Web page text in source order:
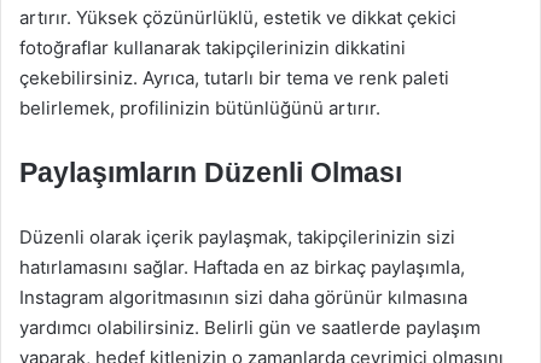
artırır. Yüksek çözünürlüklü, estetik ve dikkat çekici
fotoğraflar kullanarak takipçilerinizin dikkatini
çekebilirsiniz. Ayrıca, tutarlı bir tema ve renk paleti
belirlemek, profilinizin bütünlüğünü artırır.
Paylaşımların Düzenli Olması
Düzenli olarak içerik paylaşmak, takipçilerinizin sizi
hatırlamasını sağlar. Haftada en az birkaç paylaşımla,
Instagram algoritmasının sizi daha görünür kılmasına
yardımcı olabilirsiniz. Belirli gün ve saatlerde paylaşım
yaparak, hedef kitlenizin o zamanlarda çevrimiçi olmasını